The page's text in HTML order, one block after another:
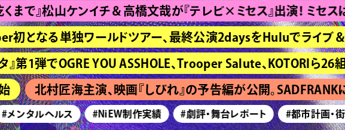
松山ケンイチ＆高橋文哉が『テレビ×ミセス』出演！ ミセスは
る単独ワールドツアー、最終公演2daysをHuluでライブ＆見逃
弾でOGRE YOU ASSHOLE、Trooper Salute、KOTORIら26組発表
北村匠海主演、映画『しびれ』の予告編が公開。SADFRANKに
タルヘルス #NiEW制作実績 #劇評・舞台レポート #都市計画・街づく